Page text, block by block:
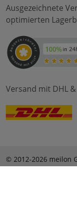
Ausgezeichnete
optimierten
Versand mit DHL &
© 2012-2026 meilon